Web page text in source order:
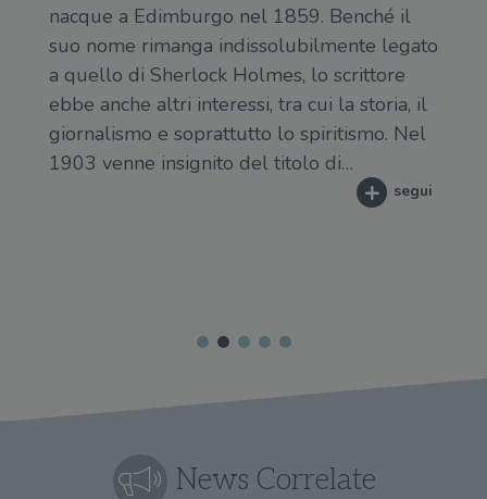
nacque a Edimburgo nel 1859. Benché il
suo nome rimanga indissolubilmente legato
a quello di Sherlock Holmes, lo scrittore
ebbe anche altri interessi, tra cui la storia, il
giornalismo e soprattutto lo spiritismo. Nel
1903 venne insignito del titolo di…
segui
News Correlate